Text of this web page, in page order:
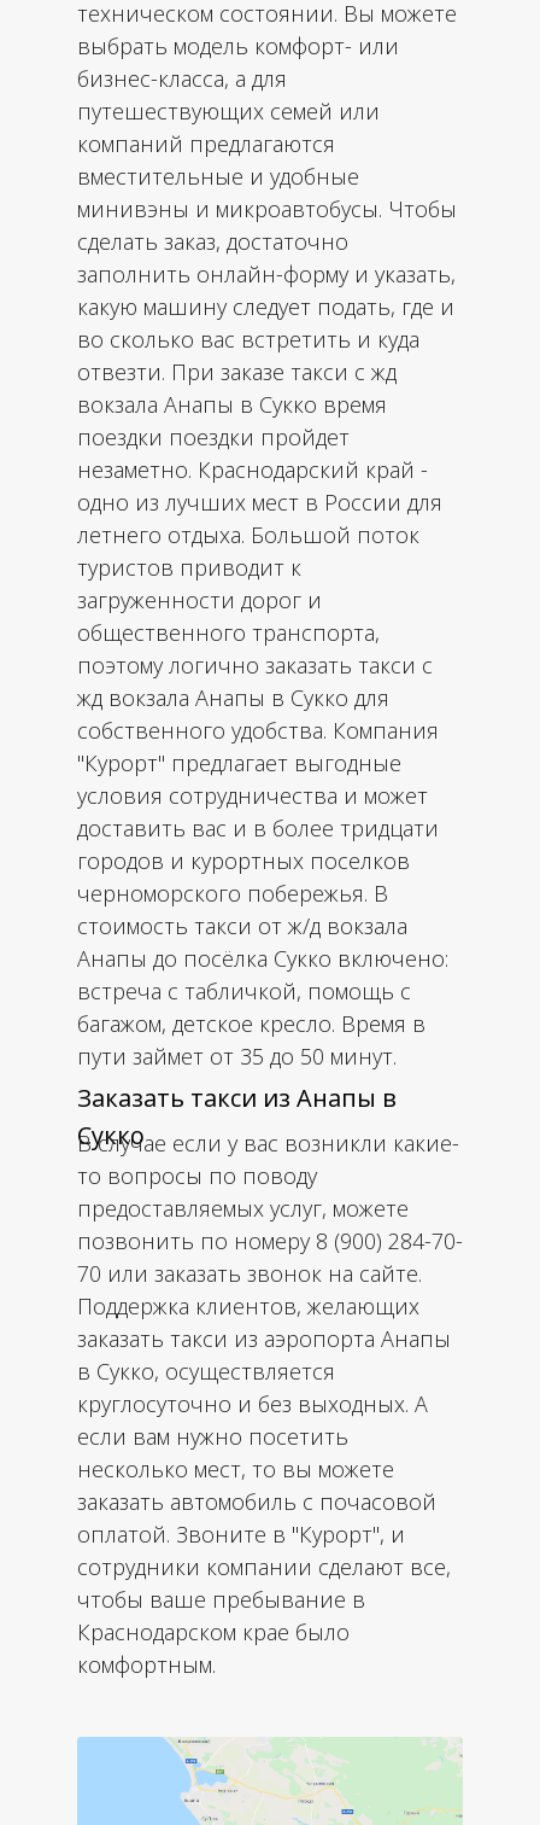
техническом состоянии. Вы можете
выбрать модель комфорт- или
бизнес-класса, а для
путешествующих семей или
компаний предлагаются
вместительные и удобные
минивэны и микроавтобусы. Чтобы
сделать заказ, достаточно
заполнить онлайн-форму и указать,
какую машину следует подать, где и
во сколько вас встретить и куда
отвезти. При заказе такси с жд
вокзала Анапы в Сукко время
поездки поездки пройдет
незаметно. Краснодарский край -
одно из лучших мест в России для
летнего отдыха. Большой поток
туристов приводит к
загруженности дорог и
общественного транспорта,
поэтому логично заказать такси с
жд вокзала Анапы в Сукко для
собственного удобства. Компания
"Курорт" предлагает выгодные
условия сотрудничества и может
доставить вас и в более тридцати
городов и курортных поселков
черноморского побережья. В
стоимость такси от ж/д вокзала
Анапы до посёлка Сукко включено:
встреча с табличкой, помощь с
багажом, детское кресло. Время в
пути займет от 35 до 50 минут.
Заказать такси из Анапы в
Сукко
В случае если у вас возникли какие-
то вопросы по поводу
предоставляемых услуг, можете
позвонить по номеру 8 (900) 284-70-
70 или заказать звонок на сайте.
Поддержка клиентов, желающих
заказать такси из аэропорта Анапы
в Сукко, осуществляется
круглосуточно и без выходных. А
если вам нужно посетить
несколько мест, то вы можете
заказать автомобиль с почасовой
оплатой. Звоните в "Курорт", и
сотрудники компании сделают все,
чтобы ваше пребывание в
Краснодарском крае было
комфортным.